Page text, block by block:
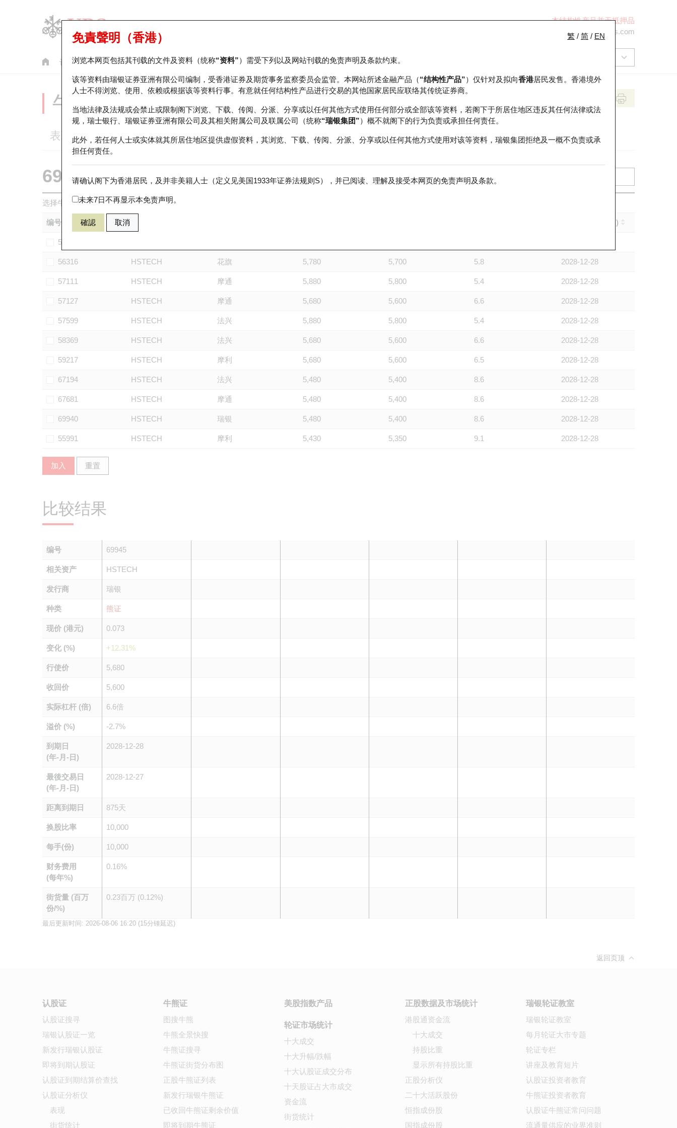
本结构性产品并无抵押品
ol-hkwarrants@ubs.com
认股证 牛熊证 美股指数产品 轮证市场统计 正股数据及市场统计 瑞银轮证教室
繁 / 简 / EN
免責聲明（香港）
浏览本网页包括其刊载的文件及资料（统称“资料”）需受下列以及网站刊载的免责声明及条款约束。
该等资料由瑞银证券亚洲有限公司编制，受香港证券及期货事务监察委员会监管。本网站所述金融产品（“结构性产品”）仅针对及拟向香港居民发售。香港境外
人士不得浏览、使用、依赖或根据该等资料行事。有意就任何结构性产品进行交易的其他国家居民应联络其传统证券商。
当地法律及法规或会禁止或限制阁下浏览、下载、传阅、分派、分享或以任何其他方式使用任何部分或全部该等资料，若阁下于所居住地区违反其任何法律或法
规，瑞士银行、瑞银证券亚洲有限公司及其相关附属公司及联属公司（统称“瑞银集团”）概不就阁下的行为负责或承担任何责任。
此外，若任何人士或实体就其所居住地区提供虚假资料，其浏览、下载、传阅、分派、分享或以任何其他方式使用对该等资料，瑞银集团拒绝及一概不负责或承
担任何责任。
请确认阁下为香港居民，及并非美籍人士（定义见美国1933年证券法规则S），并已阅读、理解及接受本网页的免责声明及条款。
未来7日不再显示本免责声明。
確認 取消
牛熊证分析仪
表现 街货统计 比较
69945 瑞银熊证 HSTECH 恒生科技指数
选择牛熊证作比较 *你可以选择最多五只牛熊证
编号 到期日 (年-月-日)
55175
56316 HSTECH 花旗 5,780 5,700 5.8 2028-12-28
57111 HSTECH 摩通 5,880 5,800 5.4 2028-12-28
57127 HSTECH 摩通 5,680 5,600 6.6 2028-12-28
57599 HSTECH 法兴 5,880 5,800 5.4 2028-12-28
58369 HSTECH 法兴 5,680 5,600 6.6 2028-12-28
59217 HSTECH 摩利 5,680 5,600 6.5 2028-12-28
67194 HSTECH 法兴 5,480 5,400 8.6 2028-12-28
67681 HSTECH 摩通 5,480 5,400 8.6 2028-12-28
69940 HSTECH 瑞银 5,480 5,400 8.6 2028-12-28
55991 HSTECH 摩利 5,430 5,350 9.1 2028-12-28
加入 重置
比较结果
编号 69945
相关资产 HSTECH
发行商 瑞银
种类 熊证
现价 (港元) 0.073
变化 (%) +12.31%
行使价 5,680
收回价 5,600
实际杠杆 (倍) 6.6倍
溢价 (%) -2.7%
到期日
(年-月-日)
2028-12-28
最後交易日
(年-月-日)
2028-12-27
距离到期日 875天
换股比率 10,000
每手(份) 10,000
财务费用
(每年%)
0.16%
街货量 (百万
份/%)
0.23百万 (0.12%)
最后更新时间: 2026-08-06 16:20 (15分锺延迟)
返回页顶
认股证
认股证搜寻
瑞银认股证一览
新发行瑞银认股证
即将到期认股证
认股证到期结算价查找
认股证分析仪
表现
街货统计
牛熊证
图搜牛熊
牛熊全景快搜
牛熊证搜寻
牛熊证街货分布图
正股牛熊证列表
新发行瑞银牛熊证
已收回牛熊证剩余价值
即将到期牛熊证
美股指数产品
轮证市场统计
十大成交
十大升幅/跌幅
十大认股证成交分布
十天股证占大市成交
资金流
街货统计
正股数据及市场统计
港股通资金流
十大成交
持股比重
显示所有持股比重
正股分析仪
二十大活跃股份
恒指成份股
国指成份股
瑞银轮证教室
瑞银轮证教室
每月轮证大市专题
轮证专栏
讲座及教育短片
认股证投资者教育
牛熊证投资者教育
认股证牛熊证常问问题
流通量供应的业界准则